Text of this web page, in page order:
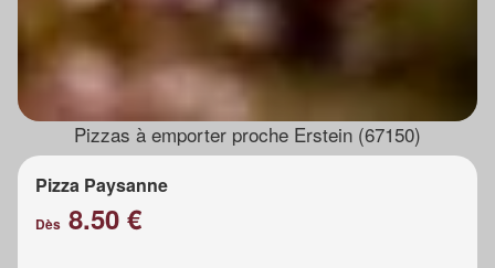
Pizzas à emporter proche Erstein (67150)
Pizza Paysanne
Dès 8.50 €